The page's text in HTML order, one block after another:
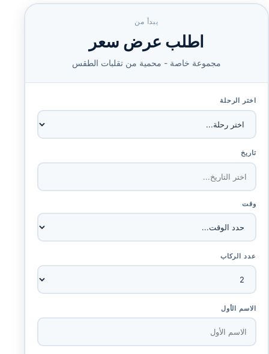
يبدأ من
اطلب عرض سعر
مجموعة خاصة - محمية من تقلبات الطقس
اختر الرحلة
تاريخ
وقت
عدد الركاب
الاسم الأول